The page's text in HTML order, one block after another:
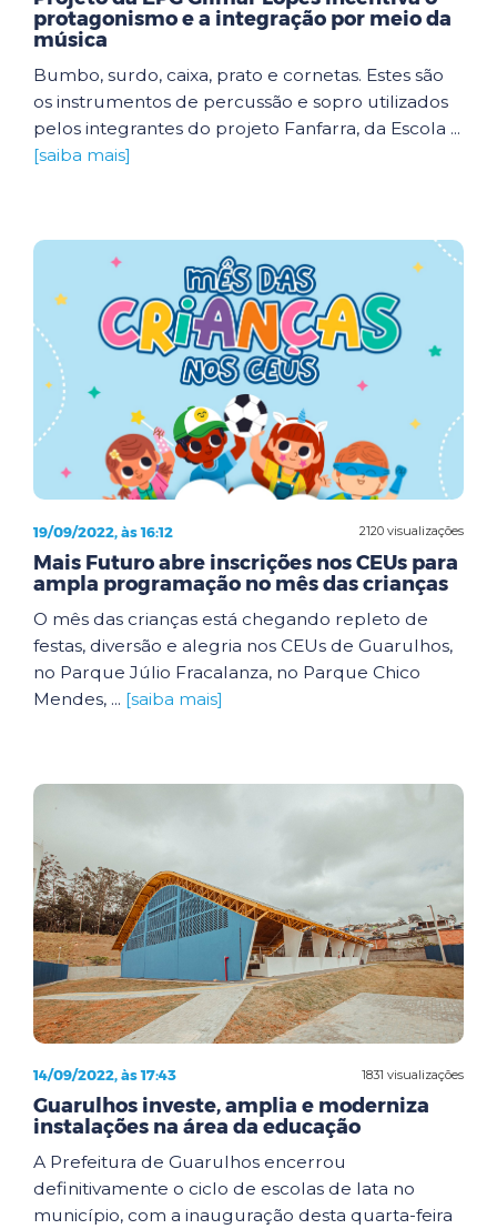
protagonismo e a integração por meio da
música
Bumbo, surdo, caixa, prato e cornetas. Estes são
os instrumentos de percussão e sopro utilizados
pelos integrantes do projeto Fanfarra, da Escola ...
[saiba mais]
2120 visualizações
19/09/2022, às 16:12
Mais Futuro abre inscrições nos CEUs para
ampla programação no mês das crianças
O mês das crianças está chegando repleto de
festas, diversão e alegria nos CEUs de Guarulhos,
no Parque Júlio Fracalanza, no Parque Chico
Mendes, ... [saiba mais]
1831 visualizações
14/09/2022, às 17:43
Guarulhos investe, amplia e moderniza
instalações na área da educação
A Prefeitura de Guarulhos encerrou
definitivamente o ciclo de escolas de lata no
município, com a inauguração desta quarta-feira